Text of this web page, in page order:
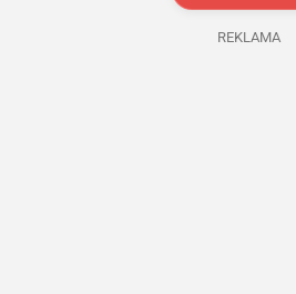
REKLAMA